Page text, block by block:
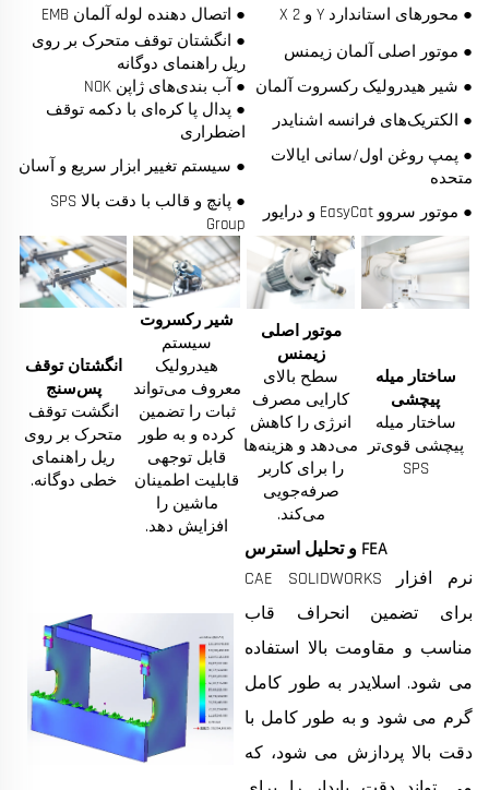
● محورهای استاندارد Y و X 2
● اتصال دهنده لوله آلمان EMB
● موتور اصلی آلمان زیمنس
● انگشتان توقف متحرک بر روی
ریل راهنمای دوگانه
● شیر هیدرولیک رکسروت آلمان ● آب بندی‌های ژاپن NOK
● الکتریک‌های فرانسه اشنایدر
● پدال پا کره‌ای با دکمه توقف
اضطراری
● پمپ روغن اول/سانی ایالات
متحده
● سیستم تغییر ابزار سریع و آسان
● موتور سروو EasyCat و درایور
● پانچ و قالب با دقت بالا SPS
Group
ساختار میله
پیچشی
ساختار میله
پیچشی قوی‌تر
SPS
موتور اصلی
زیمنس
سطح بالای
کارایی مصرف
انرژی را کاهش
می‌دهد و هزینه‌ها
را برای کاربر
صرفه‌جویی
می‌کند.
شیر رکسروت
سیستم
هیدرولیک
معروف می‌تواند
ثبات را تضمین
کرده و به طور
قابل توجهی
قابلیت اطمینان
ماشین را
افزایش دهد.
انگشتان توقف
پس‌سنج
انگشت توقف
متحرک بر روی
ریل راهنمای
خطی دوگانه.
FEA و تحلیل استرس
نرم افزار CAE SOLIDWORKS
برای تضمین انحراف قاب
مناسب و مقاومت بالا استفاده
می شود. اسلایدر به طور کامل
گرم می شود و به طور کامل با
دقت بالا پردازش می شود، که